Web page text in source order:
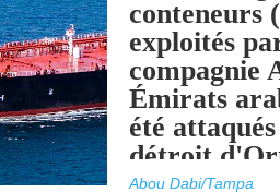
conteneurs
exploités
compagnie
Émirats
été
détroit
Abou Dabi/Tampa